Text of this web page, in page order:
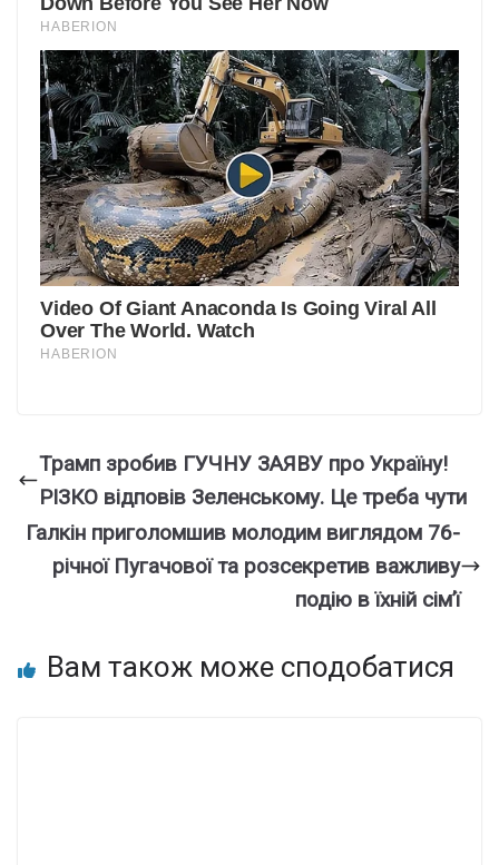
Трамп зробив ГУЧНУ ЗАЯВУ про Україну!
РІЗКО відповів Зеленському. Це треба чути
Галкін приголомшив молодим виглядом 76-
річної Пугачової та розсекретив важливу
подію в їхній сім’ї
Вам також може сподобатися